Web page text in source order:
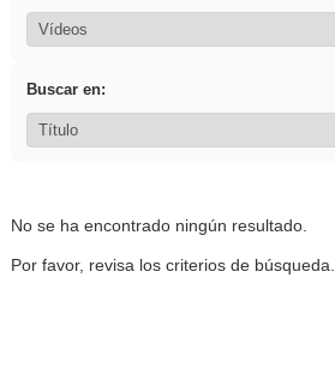
Buscar en:
No se ha encontrado ningún resultado.
Por favor, revisa los criterios de búsqueda.